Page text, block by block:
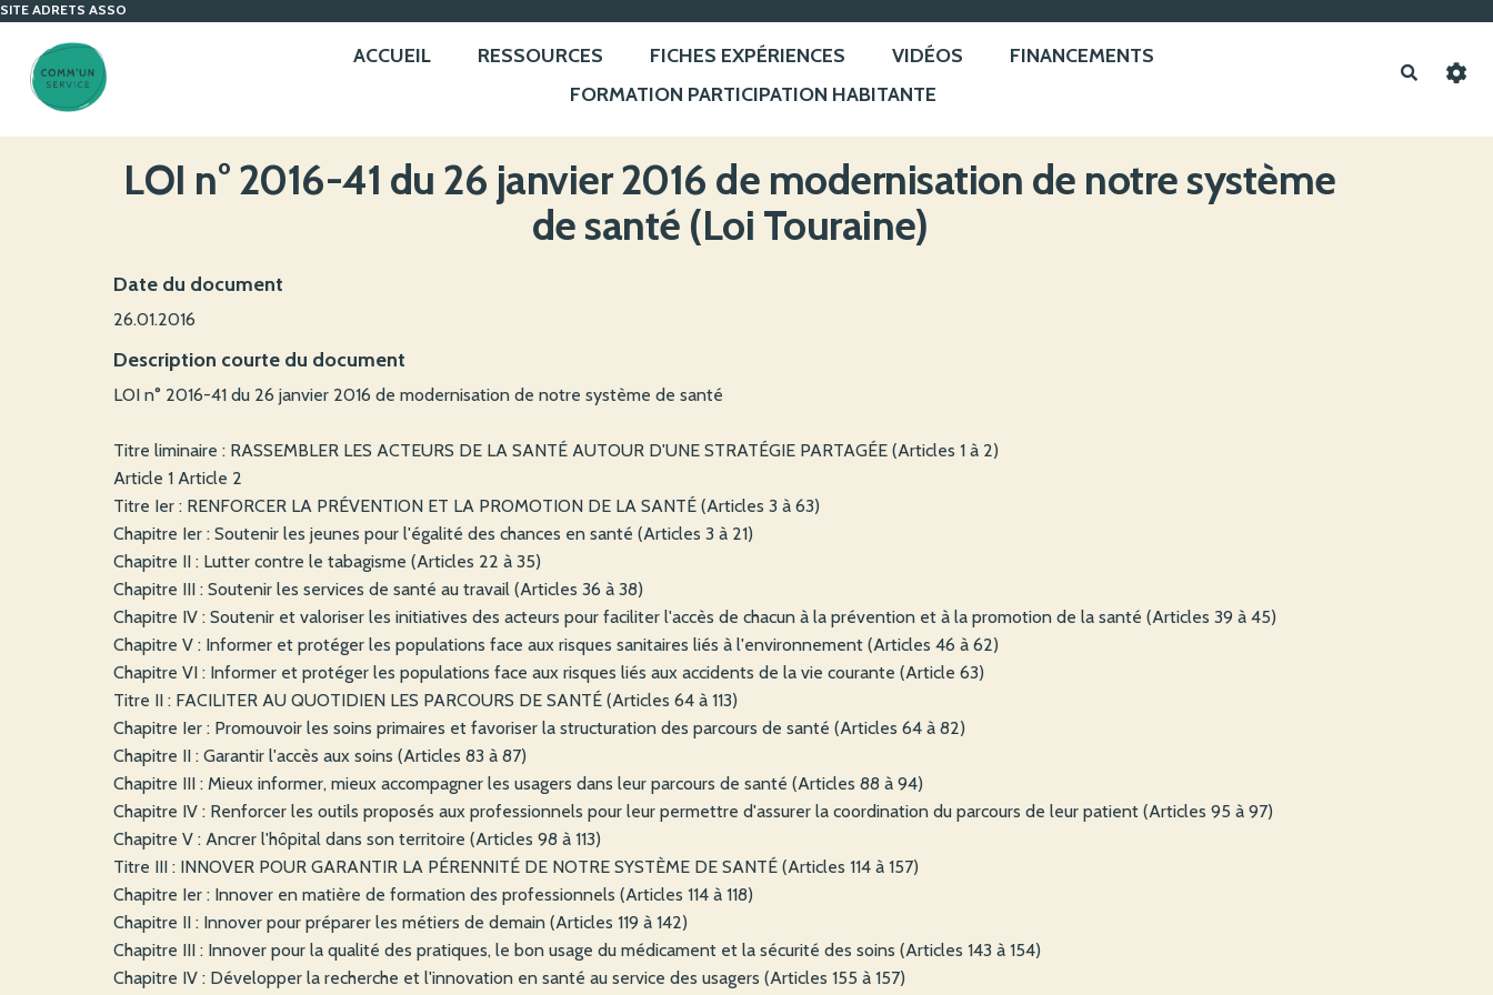
SITE ADRETS ASSO
ACCUEIL RESSOURCES FICHES EXPÉRIENCES VIDÉOS
FINANCEMENTS
FORMATION PARTICIPATION HABITANTE
LOI n° 2016-41 du 26 janvier 2016 de modernisation de notre système
de santé (Loi Touraine)
Date du document
26.01.2016
Description courte du document
LOI n° 2016-41 du 26 janvier 2016 de modernisation de notre système de santé
Titre liminaire : RASSEMBLER LES ACTEURS DE LA SANTÉ AUTOUR D'UNE STRATÉGIE PARTAGÉE (Articles 1 à 2)
Article 1 Article 2
Titre Ier : RENFORCER LA PRÉVENTION ET LA PROMOTION DE LA SANTÉ (Articles 3 à 63)
Chapitre Ier : Soutenir les jeunes pour l'égalité des chances en santé (Articles 3 à 21)
Chapitre II : Lutter contre le tabagisme (Articles 22 à 35)
Chapitre III : Soutenir les services de santé au travail (Articles 36 à 38)
Chapitre IV : Soutenir et valoriser les initiatives des acteurs pour faciliter l'accès de chacun à la prévention et à la promotion de la santé (Articles 39 à 45)
Chapitre V : Informer et protéger les populations face aux risques sanitaires liés à l'environnement (Articles 46 à 62)
Chapitre VI : Informer et protéger les populations face aux risques liés aux accidents de la vie courante (Article 63)
Titre II : FACILITER AU QUOTIDIEN LES PARCOURS DE SANTÉ (Articles 64 à 113)
Chapitre Ier : Promouvoir les soins primaires et favoriser la structuration des parcours de santé (Articles 64 à 82)
Chapitre II : Garantir l'accès aux soins (Articles 83 à 87)
Chapitre III : Mieux informer, mieux accompagner les usagers dans leur parcours de santé (Articles 88 à 94)
Chapitre IV : Renforcer les outils proposés aux professionnels pour leur permettre d'assurer la coordination du parcours de leur patient (Articles 95 à 97)
Chapitre V : Ancrer l'hôpital dans son territoire (Articles 98 à 113)
Titre III : INNOVER POUR GARANTIR LA PÉRENNITÉ DE NOTRE SYSTÈME DE SANTÉ (Articles 114 à 157)
Chapitre Ier : Innover en matière de formation des professionnels (Articles 114 à 118)
Chapitre II : Innover pour préparer les métiers de demain (Articles 119 à 142)
Chapitre III : Innover pour la qualité des pratiques, le bon usage du médicament et la sécurité des soins (Articles 143 à 154)
Chapitre IV : Développer la recherche et l'innovation en santé au service des usagers (Articles 155 à 157)